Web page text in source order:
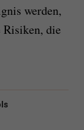
werden,
Risiken, die